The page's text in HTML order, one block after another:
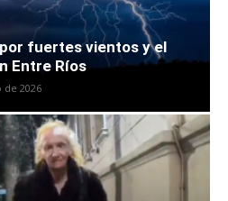
fuertes vientos y el
Entre Ríos
de 2026